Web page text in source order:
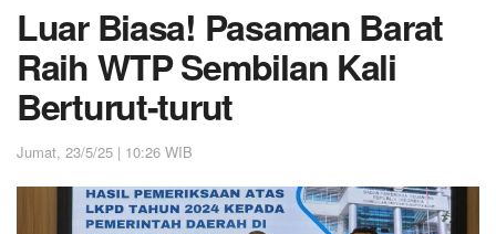
Luar Biasa! Pasaman Barat
Raih WTP Sembilan Kali
Berturut-turut
Jumat, 23/5/25 | 10:26 WIB